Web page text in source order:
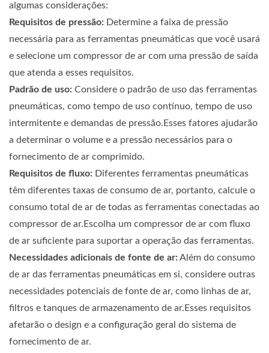
algumas considerações:
Requisitos de pressão: Determine a faixa de pressão
necessária para as ferramentas pneumáticas que você usará
e selecione um compressor de ar com uma pressão de saída
que atenda a esses requisitos.
Padrão de uso: Considere o padrão de uso das ferramentas
pneumáticas, como tempo de uso contínuo, tempo de uso
intermitente e demandas de pressão.Esses fatores ajudarão
a determinar o volume e a pressão necessários para o
fornecimento de ar comprimido.
Requisitos de fluxo: Diferentes ferramentas pneumáticas
têm diferentes taxas de consumo de ar, portanto, calcule o
consumo total de ar de todas as ferramentas conectadas ao
compressor de ar.Escolha um compressor de ar com fluxo
de ar suficiente para suportar a operação das ferramentas.
Necessidades adicionais de fonte de ar:Além do consumo
de ar das ferramentas pneumáticas em si, considere outras
necessidades potenciais de fonte de ar, como linhas de ar,
filtros e tanques de armazenamento de ar.Esses requisitos
afetarão o design e a configuração geral do sistema de
fornecimento de ar.